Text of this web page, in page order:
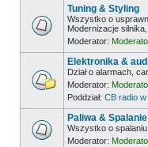
Tuning & Styling
Wszystko o
Modernizacje
Moderator:
Elektronika &
Dział o alarmach,
Moderator:
Poddział: CB radio w
Paliwa & Spalanie
Wszystko o
Moderator: